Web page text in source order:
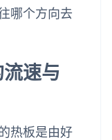
哪个方向去
速与
热板是由好